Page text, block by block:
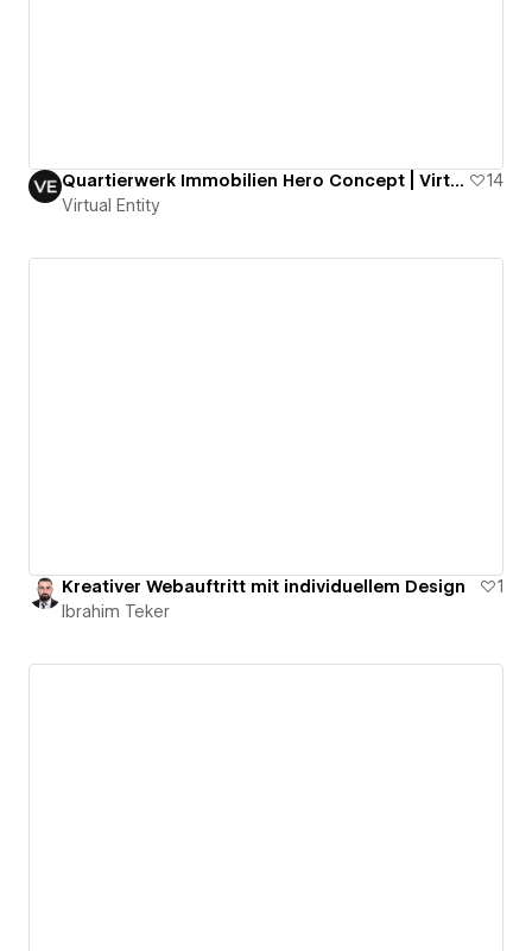
Quartierwerk Immobilien Hero Concept | Virtual Entity
14
Virtual Entity
Kreativer Webauftritt mit individuellem Design
1
Ibrahim Teker